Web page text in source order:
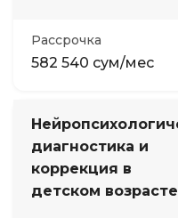
Рассрочка
582 540 сум/мес
диагностика и
коррекция в
детском возрасте